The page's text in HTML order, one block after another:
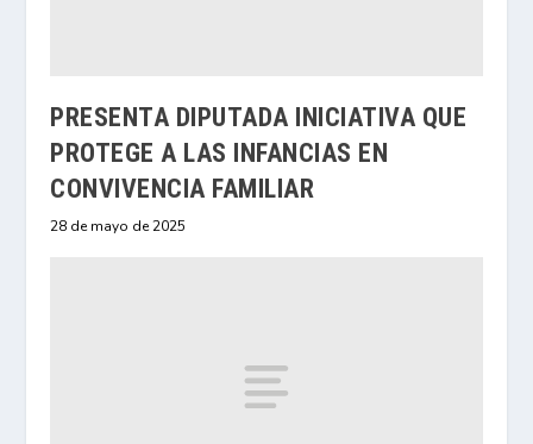
PRESENTA DIPUTADA INICIATIVA QUE
PROTEGE A LAS INFANCIAS EN
CONVIVENCIA FAMILIAR
28 de mayo de 2025